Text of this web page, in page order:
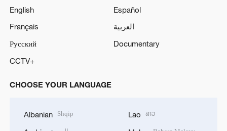
English
Español
Français
العربية
Русский
Documentary
CCTV+
CHOOSE YOUR LANGUAGE
Albanian Shqip Lao ລາວ